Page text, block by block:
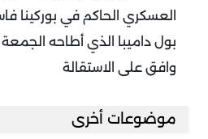
العسكري الحاكم في بوركينا
بول داميبا الذي أطاحه الجمعة
وافق على الاستقالة
موضوعات أخرى